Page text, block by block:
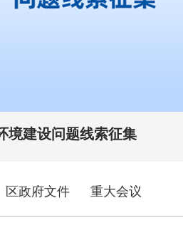
措及实施效果”综合解读专...
区政府文件 重大会议